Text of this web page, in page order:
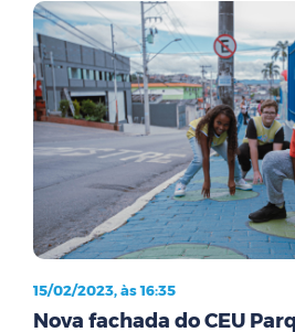
15/02/2023, às 16:35
Nova fachada do CEU